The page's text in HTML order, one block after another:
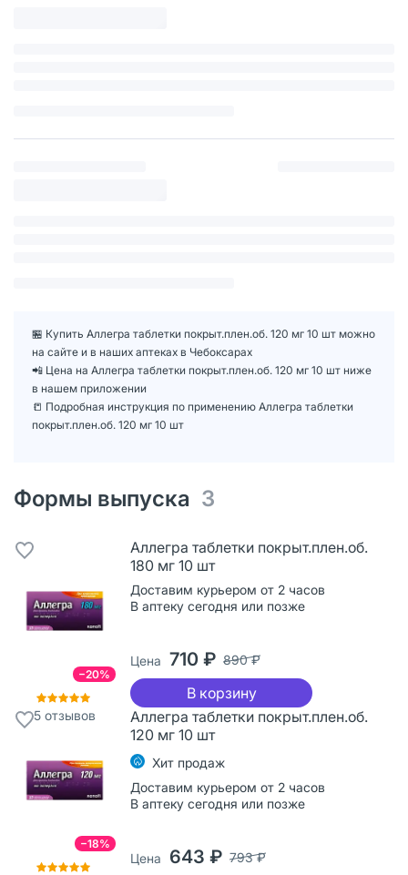
🏪 Купить Аллегра таблетки покрыт.плен.об. 120 мг 10 шт можно
на сайте и в наших аптеках в Чебоксарах
📲 Цена на Аллегра таблетки покрыт.плен.об. 120 мг 10 шт ниже
в нашем приложении
📒 Подробная инструкция по применению Аллегра таблетки
покрыт.плен.об. 120 мг 10 шт
Формы выпуска 3
−20%
5 отзывов
Аллегра таблетки покрыт.плен.об.
180 мг 10 шт
Доставим курьером от 2 часов
В аптеку сегодня или позже
Цена 710 ₽ 890 ₽
В корзину
−18%
Аллегра таблетки покрыт.плен.об.
120 мг 10 шт
Хит продаж
Доставим курьером от 2 часов
В аптеку сегодня или позже
Цена 643 ₽ 793 ₽